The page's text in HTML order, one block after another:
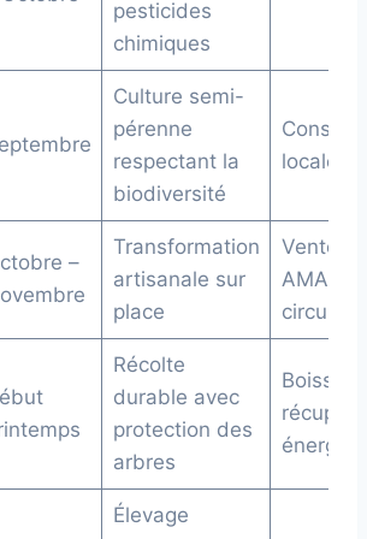
pesticides
chimiques
Culture semi-
pérenne
respectant la
biodiversité
locale
–
Transformation
artisanale sur
place
Vente en
AMAP et
circuits
Récolte
durable avec
protection des
arbres
Boisson
Élevage